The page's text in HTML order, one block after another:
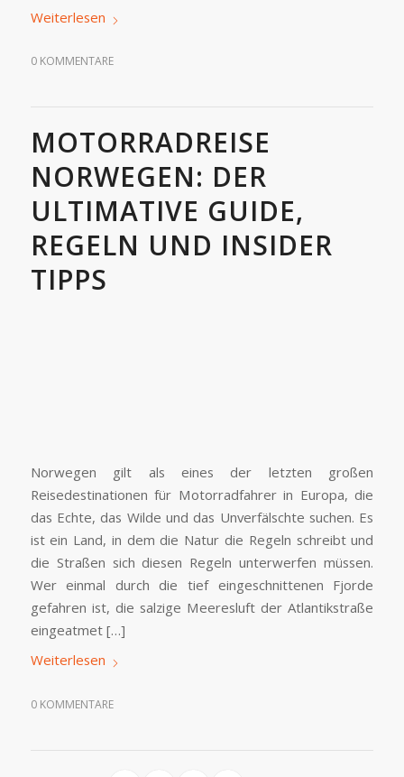
Weiterlesen
0 KOMMENTARE
MOTORRADREISE
NORWEGEN: DER
ULTIMATIVE GUIDE,
REGELN UND INSIDER
TIPPS
Norwegen gilt als eines der letzten großen
Reisedestinationen für Motorradfahrer in Europa, die
das Echte, das Wilde und das Unverfälschte suchen. Es
ist ein Land, in dem die Natur die Regeln schreibt und
die Straßen sich diesen Regeln unterwerfen müssen.
Wer einmal durch die tief eingeschnittenen Fjorde
gefahren ist, die salzige Meeresluft der Atlantikstraße
eingeatmet […]
Weiterlesen
0 KOMMENTARE